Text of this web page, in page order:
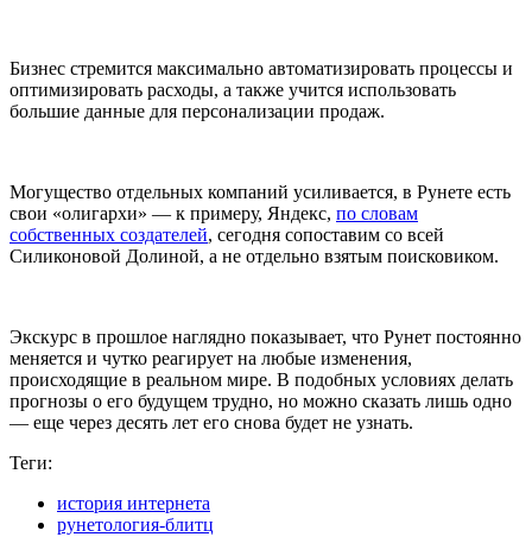
Бизнес стремится максимально автоматизировать процессы и
оптимизировать расходы, а также учится использовать
большие данные для персонализации продаж.
Могущество отдельных компаний усиливается, в Рунете есть
свои «олигархи» — к примеру, Яндекс, по словам
собственных создателей, сегодня сопоставим со всей
Силиконовой Долиной, а не отдельно взятым поисковиком.
Экскурс в прошлое наглядно показывает, что Рунет постоянно
меняется и чутко реагирует на любые изменения,
происходящие в реальном мире. В подобных условиях делать
прогнозы о его будущем трудно, но можно сказать лишь одно
— еще через десять лет его снова будет не узнать.
Теги:
история интернета
рунетология-блитц